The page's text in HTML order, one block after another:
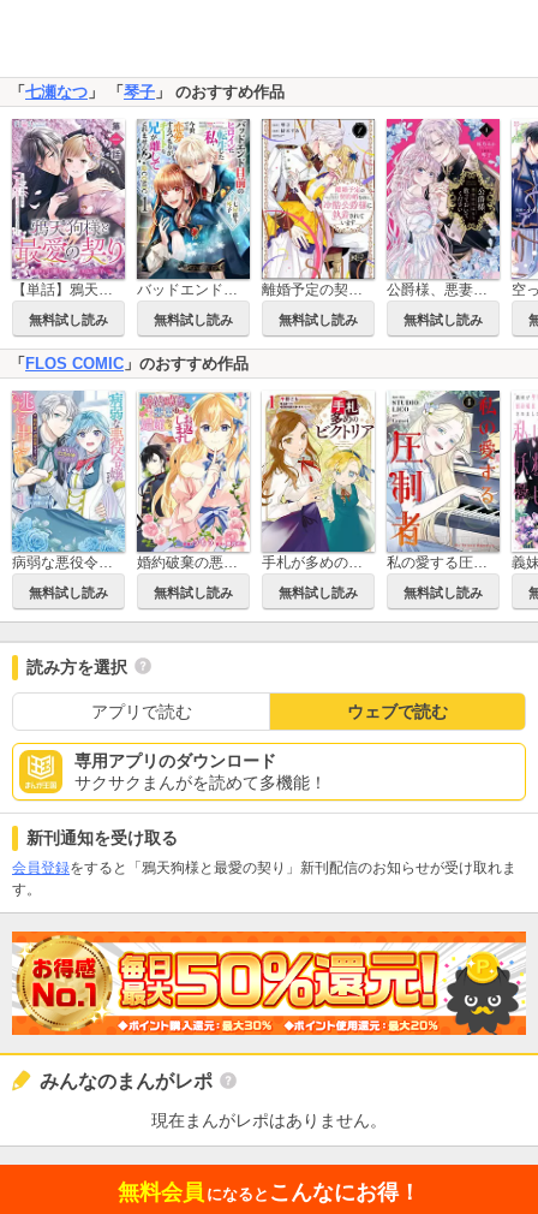
「七瀬なつ 」 「琴子 」 のおすすめ作品
【単話】鴉天狗様と最愛の契り
無料試し読み
バッドエンド目前のヒロインに転生した私、今世では恋愛するつもりがチートな兄が離してくれません!?@COMIC
無料試し読み
離婚予定の契約婚なのに、冷酷公爵様に執着されています
無料試し読み
公爵様、悪妻の私はもう放っておいてください
無料試し読み
「 FLOS COMIC 」のおすすめ作品
無料試し読み 無料試し読み
手札が多めのビクトリア
無料試し読み 無料試し読み
読み方を選択
アプリで読む ウェブで読む
専用アプリのダウンロード
サクサクまんがを読めて多機能！
新刊通知を受け取る
会員登録をすると「鴉天狗様と最愛の契り」新刊配信のお知らせが受け取れま
す。
みんなのまんがレポ
現在まんがレポはありません。
無料会員 になると こんなにお得！